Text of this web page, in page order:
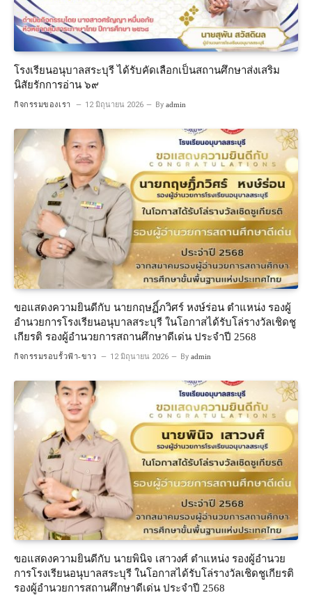
โรงเรียนอนุบาลสระบุรี ได้รับคัดเลือกเป็นสถานศึกษาส่งเสริม
นิสัยรักการอ่าน ๖๙
กิจกรรมของเรา 12 มิถุนายน 2026 By admin
ขอแสดงความยินดีกับ นายกฤษฏิ์ภวิศร์ หงษ์ร่อน ตำแหน่ง รองผู้
อำนวยการโรงเรียนอนุบาลสระบุรี ในโอกาสได้รับโล่รางวัลเชิดชู
เกียรติ รองผู้อำนวยการสถานศึกษาดีเด่น ประจำปี 2568
กิจกรรมรอบรั้วฟ้า-ขาว 12 มิถุนายน 2026 By admin
ขอแสดงความยินดีกับ นายพินิจ เสาวงศ์ ตำแหน่ง รองผู้อำนวย
การโรงเรียนอนุบาลสระบุรี ในโอกาสได้รับโล่รางวัลเชิดชูเกียรติ
รองผู้อำนวยการสถานศึกษาดีเด่น ประจำปี 2568